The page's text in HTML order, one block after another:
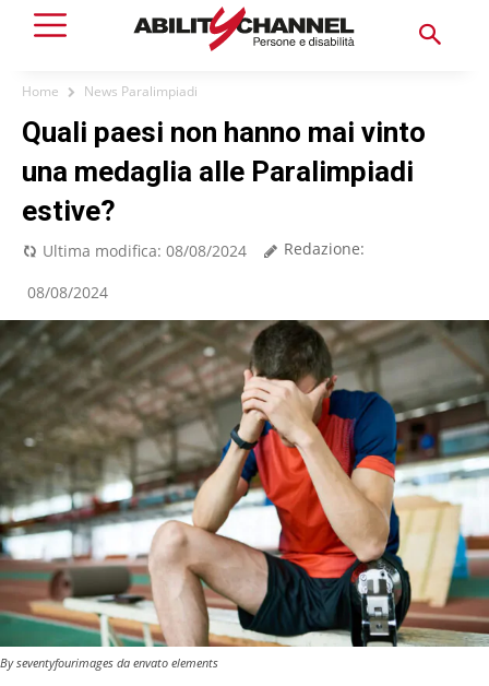
Home News Paralimpiadi
Quali paesi non hanno mai vinto
una medaglia alle Paralimpiadi
estive?
Ultima modifica: 08/08/2024 Redazione:
08/08/2024
By seventyfourimages da envato elements